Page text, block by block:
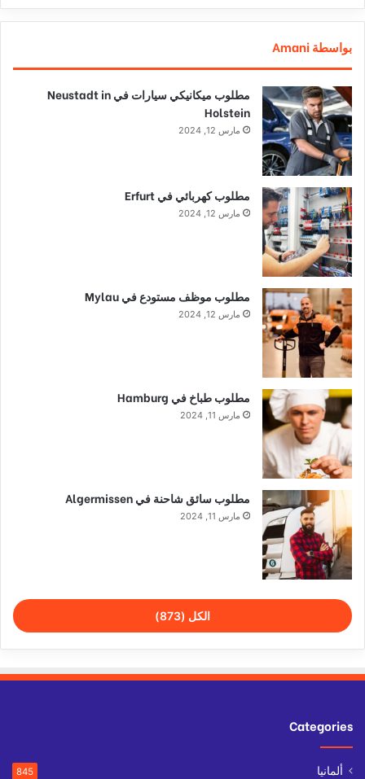
بواسطة Amani
مطلوب ميكانيكي سيارات في Neustadt in
Holstein
مارس 12, 2024
مطلوب كهربائي في Erfurt
مارس 12, 2024
مطلوب موظف مستودع في Mylau
مارس 12, 2024
مطلوب طباخ في Hamburg
مارس 11, 2024
مطلوب سائق شاحنة في Algermissen
مارس 11, 2024
الكل (873)
Categories
ألمانيا 845